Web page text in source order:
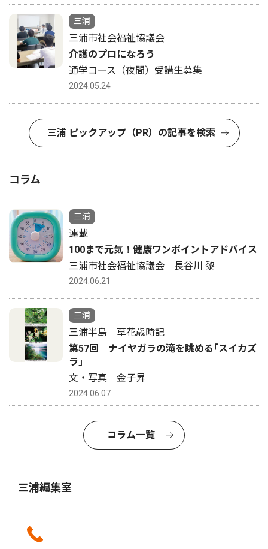
三浦
三浦市社会福祉協議会
介護のプロになろう
通学コース（夜間）受講生募集
2024.05.24
三浦 ピックアップ（PR）の記事を検索
コラム
三浦
連載
100まで元気！健康ワンポイントアドバイス
三浦市社会福祉協議会 長谷川 黎
2024.06.21
三浦
三浦半島 草花歳時記
第57回 ナイヤガラの滝を眺める｢スイカズ
ラ｣
文・写真 金子昇
2024.06.07
コラム一覧
三浦編集室